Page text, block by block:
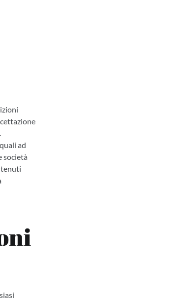
ad
società